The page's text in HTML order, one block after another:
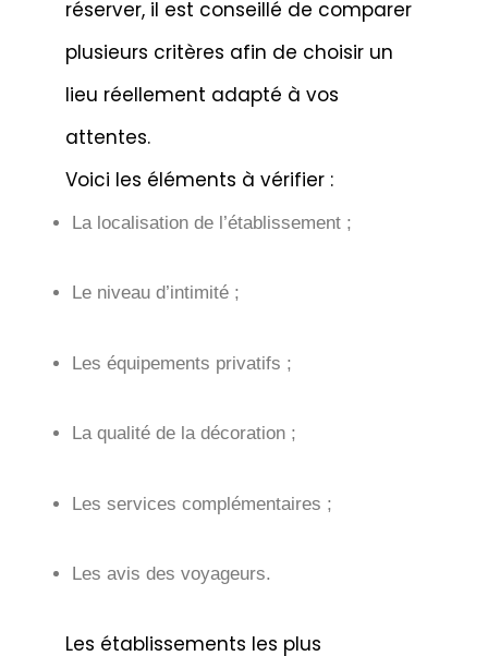
réserver, il est conseillé de comparer
plusieurs critères afin de choisir un
lieu réellement adapté à vos
attentes.
Voici les éléments à vérifier :
La localisation de l’établissement ;
Le niveau d’intimité ;
Les équipements privatifs ;
La qualité de la décoration ;
Les services complémentaires ;
Les avis des voyageurs.
Les établissements les plus